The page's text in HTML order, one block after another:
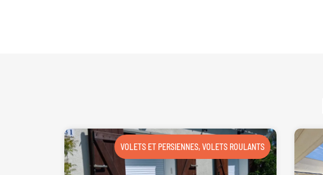
VOLETS ET PERSIENNES,VOLETS ROULANTS